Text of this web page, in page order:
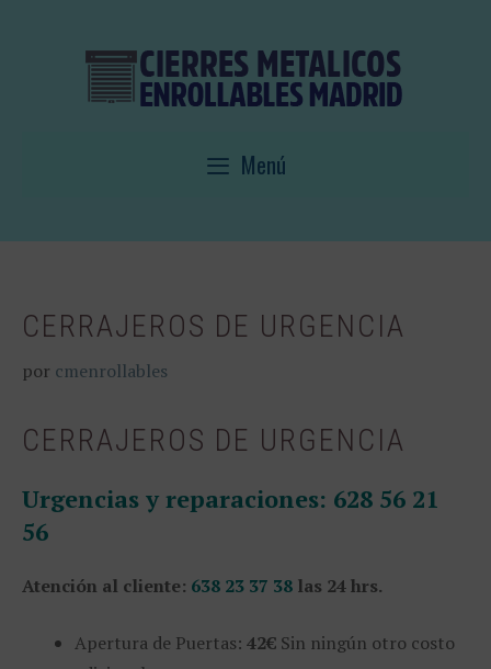
Menú
CERRAJEROS DE URGENCIA
por cmenrollables
CERRAJEROS DE URGENCIA
Urgencias y reparaciones: 628 56 21
56
Atención al cliente: 638 23 37 38 las 24 hrs.
Apertura de Puertas: 42€ Sin ningún otro costo